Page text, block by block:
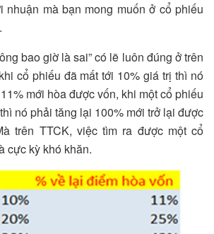
nhuận mà bạn mong muốn ở cổ phiếu
bao giờ là sai” có lẽ luôn đúng ở trên
cổ phiếu đã mất tới 10% giá trị thì nó
mới hòa được vốn, khi một cổ phiếu
nó phải tăng lại 100% mới trở lại được
trên TTCK, việc tìm ra được một cổ
cực kỳ khó khăn.